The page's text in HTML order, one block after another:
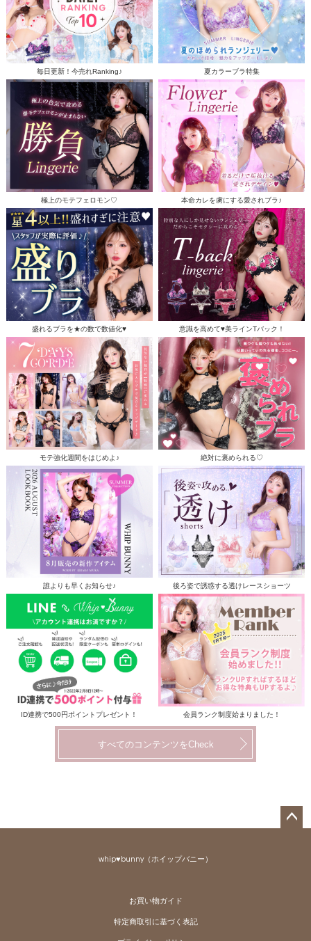
毎日更新！今売れRanking♪ 夏カラーブラ特集
極上のモテフェロモン♡ 本命カレを虜にする愛されブラ♪
盛れるブラを★の数で数値化♥ 意識を高めて♥美ラインTバック！
モテ強化週間をはじめよ♪ 絶対に褒められる♡
誰よりも早くお知らせ♪ 後ろ姿で誘惑する透けレースショーツ
ID連携で500円ポイントプレゼント！ 会員ランク制度始まりました！
すべてのコンテンツをCheck
whip♥bunny（ホイップバニー）
お買い物ガイド
特定商取引に基づく表記